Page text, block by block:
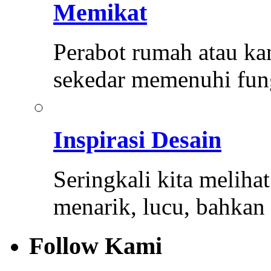
Memikat
Perabot rumah atau
sekedar memenuhi
Inspirasi Desain
Seringkali kita
menarik, lucu,
Follow Kami